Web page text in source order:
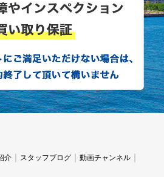
介 スタッフブログ
動画チャンネル